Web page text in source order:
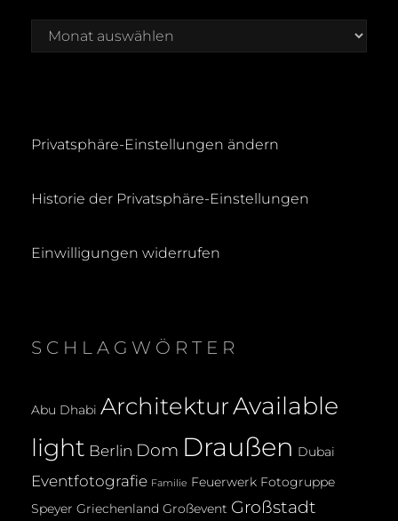
Archiv
Privatsphäre-Einstellungen ändern
Historie der Privatsphäre-Einstellungen
Einwilligungen widerrufen
SCHLAGWÖRTER
Abu Dhabi ArchitekturAvailable
light Berlin Dom Draußen Dubai
Eventfotografie Familie Feuerwerk Fotogruppe
Speyer Griechenland Großevent Großstadt